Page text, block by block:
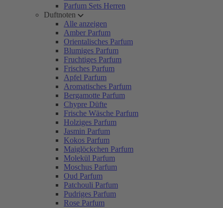
Parfum Sets Herren
Duftnoten
Alle anzeigen
Amber Parfum
Orientalisches Parfum
Blumiges Parfum
Fruchtiges Parfum
Frisches Parfum
Apfel Parfum
Aromatisches Parfum
Bergamotte Parfum
Chypre Düfte
Frische Wäsche Parfum
Holziges Parfum
Jasmin Parfum
Kokos Parfum
Maiglöckchen Parfum
Molekül Parfum
Moschus Parfum
Oud Parfum
Patchouli Parfum
Pudriges Parfum
Rose Parfum